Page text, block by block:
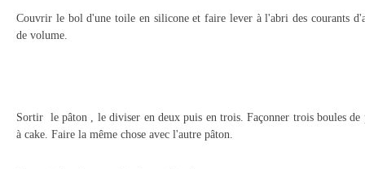
Couvrir le bol d'une toile en silicone et faire lever à l'abri des courants
de volume.
Sortir le pâton , le diviser en deux puis en trois. Façonner trois boules de
à cake. Faire la même chose avec l'autre pâton.